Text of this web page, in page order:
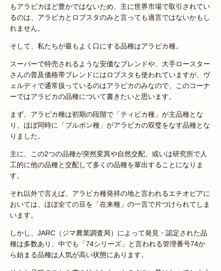
もアラビカほど豊かではないため、主に世界市場で取引されてい
るのは、アラビカとロブスタのみと言っても過言ではないかもし
れません。
そして、私たちが最もよく口にする品種はアラビカ種。
スーパーで特売されるような安価なブレンドや、大手ロースター
さんの普及価格帯ブレンドにはロブスタも使われていますが、ヴ
ェルディで通常扱っているのはアラビカのみなので、このコーナ
ーではアラビカの品種について書きたいと思います。
まず、アラビカ種は初期の段階で「ティピカ種」が主品種とな
り、ほぼ同時に「ブルボン種」がアラビカの双璧をなす品種とな
りました。
主に、この2つの品種が突然変異や自然交配、或いは研究所で人
工的に他の品種と交配して多くの品種を輩出することになりま
す。
それ以外で言えば、アラビカ種発祥の地と言われるエチオピアに
おいては、ほぼ全ての豆を「在来種」の一言で片づけられてしま
います。
しかし、JARC（ジマ農業調査局）によって発見・認定された品
種は多数あり、中でも「74シリーズ」と言われる管理番号74か
ら始まる品種は人気が高い状態にあります。